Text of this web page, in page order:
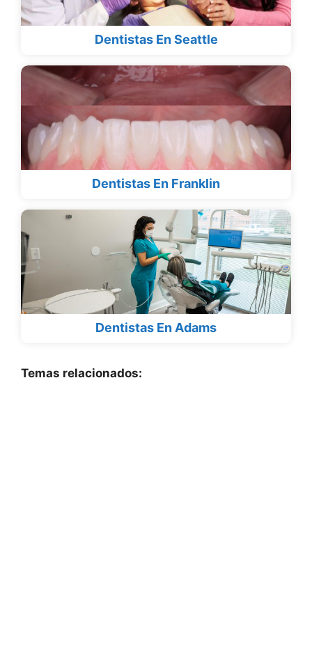
Dentistas En Seattle
Dentistas En Franklin
Dentistas En Adams
Temas relacionados: